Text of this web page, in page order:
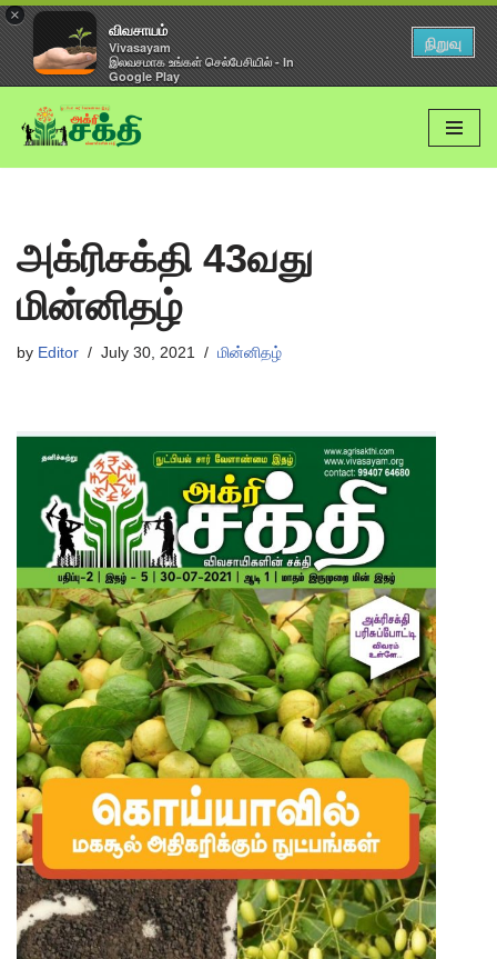
×
விவசாயம்
Vivasayam
இலவசமாக உங்கள் செல்பேசியில் - In
Google Play
நிறுவு
Skip
to
அக்ரிசக்தி 43வது
மின்னிதழ்
by Editor July 30, 2021 மின்னிதழ்